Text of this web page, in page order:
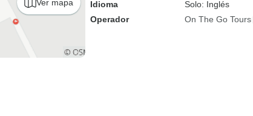
Ver mapa
Idioma
Solo: Inglés
Operador
On The Go Tours